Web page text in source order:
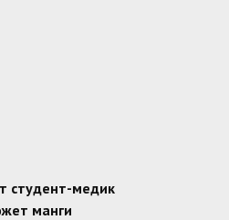
студент-медик
манги